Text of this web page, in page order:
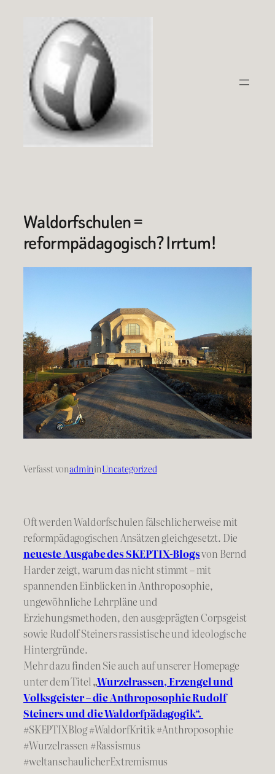
springen
Waldorfschulen =
reformpädagogisch? Irrtum!
Verfasst vonadmininUncategorized
Oft werden Waldorfschulen fälschlicherweise mit
reformpädagogischen Ansätzen gleichgesetzt. Die
neueste Ausgabe des SKEPTIX-Blogsvon Bernd
Harder zeigt, warum das nicht stimmt – mit
spannenden Einblicken in Anthroposophie,
ungewöhnliche Lehrpläne und
Erziehungsmethoden, den ausgeprägten Corpsgeist
sowie Rudolf Steiners rassistische und ideologische
Hintergründe.
Mehr dazu finden Sie auch auf unserer Homepage
unter dem Titel „Wurzelrassen, Erzengel und
Volksgeister – die Anthroposophie Rudolf
Steiners und die Waldorfpädagogik“.
#SKEPTIXBlog #WaldorfKritik #Anthroposophie
#Wurzelrassen #Rassismus
#weltanschaulicherExtremismus